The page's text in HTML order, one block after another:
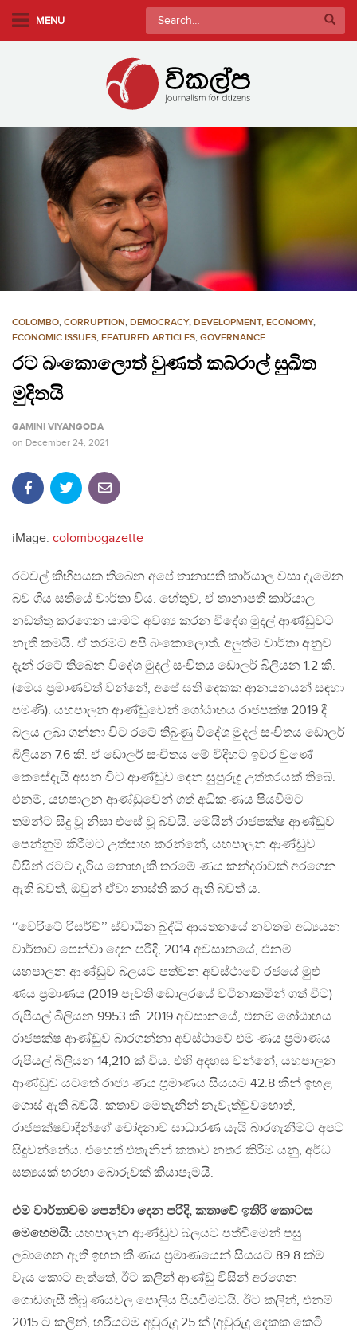
m
e
MENU
Search
for:
COLOMBO, CORRUPTION, DEMOCRACY, DEVELOPMENT, ECONOMY,
ECONOMIC ISSUES, FEATURED ARTICLES, GOVERNANCE
රට බංකොලොත් වුණත් කබ්රාල් සුඛිත
මුදිතයි
GAMINI VIYANGODA
on December 24, 2021
iMage: colombogazette
රටවල් කිහිපයක තිබෙන අපේ තානාපති කාර්යාල වසා දැමෙන
බව ගිය සතියේ වාර්තා විය. හේතුව, ඒ තානාපති කාර්යාල
නඩත්තු කරගෙන යාමට අවශ්‍ය කරන විදේශ මුදල් ආණ්ඩුවට
නැති කමයි. ඒ තරමට අපි බංකොලොත්. අලුත්ම වාර්තා අනුව
දැන් රටේ තිබෙන විදේශ මුදල් සංචිතය ඩොලර් බිලියන 1.2 කි.
(මෙය ප්‍රමාණවත් වන්නේ, අපේ සති දෙකක ආනයනයන් සඳහා
පමණි). යහපාලන ආණ්ඩුවෙන් ගෝඨාභය රාජපක්ෂ 2019 දී
බලය ලබා ගන්නා විට රටේ තිබුණු විදේශ මුදල් සංචිතය ඩොලර්
බිලියන 7.6 කි. ඒ ඩොලර් සංචිතය මේ විදිහට ඉවර වුණේ
කෙසේදැයි අසන විට ආණ්ඩුව දෙන සුපුරුදු උත්තරයක් තිබේ.
එනම්, යහපාලන ආණ්ඩුවෙන් ගත් අධික ණය පියවීමට
තමන්ට සිදු වූ නිසා එසේ වූ බවයි. මෙයින් රාජපක්ෂ ආණ්ඩුව
පෙන්නුම් කිරීමට උත්සාහ කරන්නේ, යහපාලන ආණ්ඩුව
විසින් රටට දැරිය නොහැකි තරමේ ණය කන්දරාවක් අරගෙන
ඇති බවත්, ඔවුන් ඒවා නාස්ති කර ඇති බවත් ය.
‘‘වෙරිටේ රිසර්ච්’’ ස්වාධීන බුද්ධි ආයතනයේ නවතම අධ්‍යයන
වාර්තාව පෙන්වා දෙන පරිදි, 2014 අවසානයේ, එනම්
යහපාලන ආණ්ඩුව බලයට පත්වන අවස්ථාවේ රජයේ මුළු
ණය ප්‍රමාණය (2019 පැවති ඩොලරයේ වටිනාකමින් ගත් විට)
රුපියල් බිලියන 9953 කි. 2019 අවසානයේ, එනම් ගෝඨාභය
රාජපක්ෂ ආණ්ඩුව බාරගන්නා අවස්ථාවේ එම ණය ප්‍රමාණය
රුපියල් බිලියන 14,210 ක් විය. එහි අදහස වන්නේ, යහපාලන
ආණ්ඩුව යටතේ රාජ්‍ය ණය ප්‍රමාණය සියයට 42.8 කින් ඉහළ
ගොස් ඇති බවයි. කතාව මෙතැනින් නැවැත්වුවහොත්,
රාජපක්ෂවාදීන්ගේ චෝදනාව සාධාරණ යැයි බාරගැනීමට අපට
සිදුවන්නේය. එහෙත් එතැනින් කතාව නතර කිරීම යනු, අර්ධ
සත්‍යයක් හරහා බොරුවක් කියාපෑමයි.
එම වාර්තාවම පෙන්වා දෙන පරිදි, කතාවේ ඉතිරි කොටස
මෙහෙමයි: යහපාලන ආණ්ඩුව බලයට පත්වීමෙන් පසු
ලබාගෙන ඇති ඉහත කී ණය ප්‍රමාණයෙන් සියයට 89.8 ක්ම
වැය කොට ඇත්තේ, ඊට කලින් ආණ්ඩු විසින් අරගෙන
ගොඩගැසී තිබූ ණයවල පොලිය පියවීමටයි. ඊට කලින්, එනම්
2015 ට කලින්, හරියටම අවුරුදු 25 ක් (අවුරුදු දෙකක කෙටි